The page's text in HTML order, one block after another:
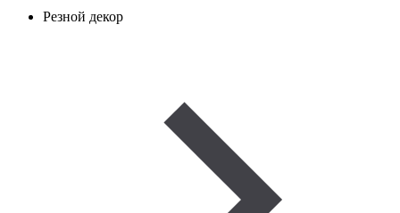
Резной декор